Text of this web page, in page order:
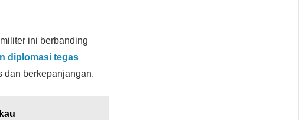
ini berbanding
diplomasi tegas
dan berkepanjangan.